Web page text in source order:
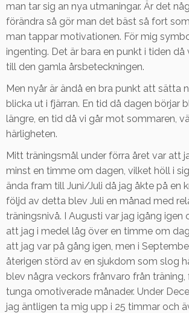
man tar sig an nya utmaningar. Är det
förändra så gör man det bäst så fort
man tappar motivationen. För mig
ingenting. Det är bara en punkt i tiden
till den gamla årsbeteckningen.
Men nyår är ändå en bra punkt att sätta
blicka ut i fjärran. En tid då dagen börjar
längre, en tid då vi går mot sommaren,
härligheten.
Mitt träningsmål under förra året var att
minst en timme om dagen, vilket höll i
ända fram till Juni/Juli då jag åkte på en
följd av detta blev Juli en månad med
träningsnivå. I Augusti var jag igång igen
att jag i medel låg över en timme om
att jag var på gång igen, men i
återigen störd av en sjukdom som slog
blev några veckors frånvaro från
tunga omotiverade månader. Under
jag äntligen ta mig upp i 25 timmar och